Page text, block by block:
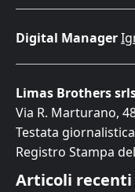
Digital Manager
Limas Brothers
Via R. Marturano,
Testata
Registro Stampa
Articoli recenti